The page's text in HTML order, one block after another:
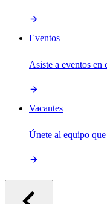
Eventos
Asiste a eventos en
Vacantes
Únete al equipo